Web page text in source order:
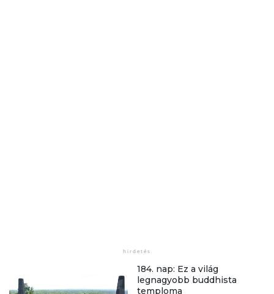
184. nap: Ez a világ
legnagyobb buddhista
temploma